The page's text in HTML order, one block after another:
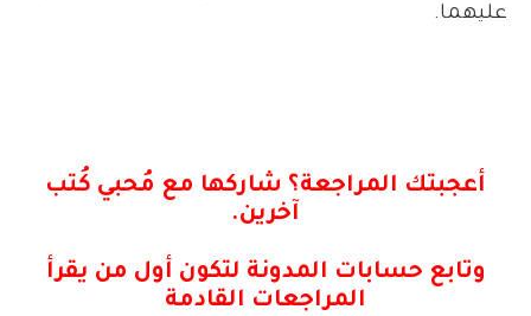
عليهما.
أعجبتك المراجعة؟ شاركها مع مُحبي كُتب
آخرين.
وتابع حسابات المدونة لتكون أول من يقرأ
المراجعات القادمة